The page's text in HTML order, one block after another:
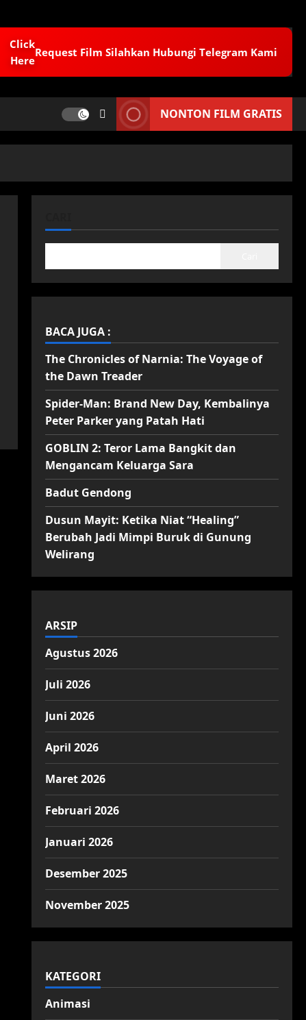
Request Film Silahkan Hubungi Telegram Kami
NONTON FILM GRATIS
BACA JUGA :
The Chronicles of Narnia: The Voyage of
the Dawn Treader
Spider-Man: Brand New Day, Kembalinya
Peter Parker yang Patah Hati
GOBLIN 2: Teror Lama Bangkit dan
Mengancam Keluarga Sara
Badut Gendong
Dusun Mayit: Ketika Niat “Healing”
Berubah Jadi Mimpi Buruk di Gunung
Welirang
ARSIP
Agustus 2026
Juli 2026
Juni 2026
April 2026
Maret 2026
Februari 2026
Januari 2026
Desember 2025
November 2025
KATEGORI
Animasi